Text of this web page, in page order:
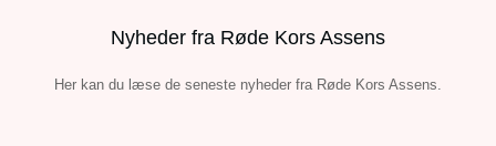
Nyheder fra Røde Kors Assens
Her kan du læse de seneste nyheder fra Røde Kors Assens.